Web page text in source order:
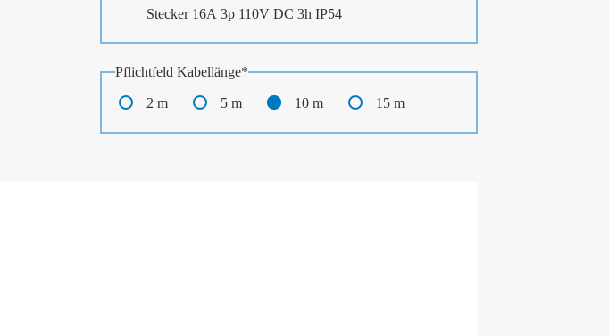
Stecker 16A 3p 110V DC 3h IP54
Pflichtfeld Kabellänge*
2 m 5 m 10 m 15 m